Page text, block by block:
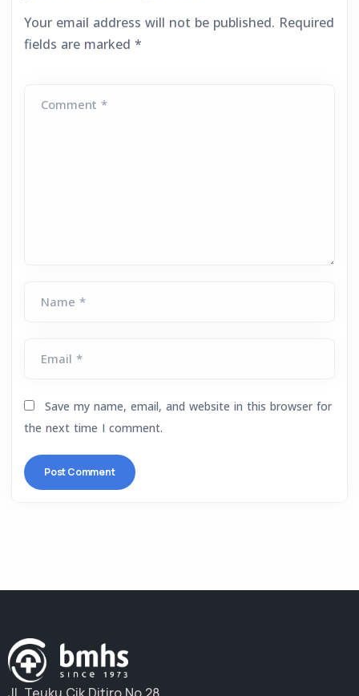
Your email address will not be published. Required
fields are marked *
Comment *
Name *
Email *
Save my name, email, and website in this browser for
the next time I comment.